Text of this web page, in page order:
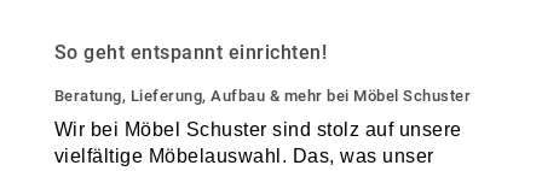
So geht entspannt einrichten!
Beratung, Lieferung, Aufbau & mehr bei Möbel Schuster
Wir bei Möbel Schuster sind stolz auf unsere
vielfältige Möbelauswahl. Das, was unser